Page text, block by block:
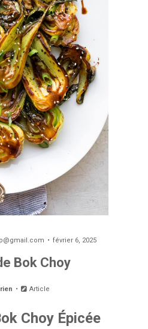
février 6, 2025
Bok Choy
Article
Choy Épicée